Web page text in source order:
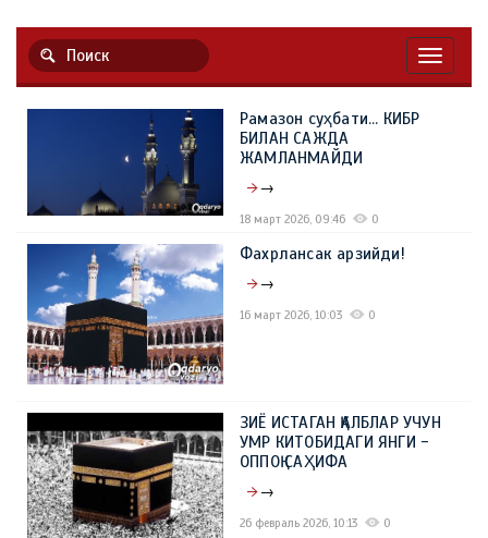
Рамазон суҳбати... КИБР
БИЛАН САЖДА
ЖАМЛАНМАЙДИ
→
18 март 2026, 09:46 0
Фахрлансак арзийди!
→
16 март 2026, 10:03 0
ЗИЁ ИСТАГАН ҚАЛБЛАР УЧУН
УМР КИТОБИДАГИ ЯНГИ -
ОППОҚ САҲИФА
→
26 февраль 2026, 10:13 0